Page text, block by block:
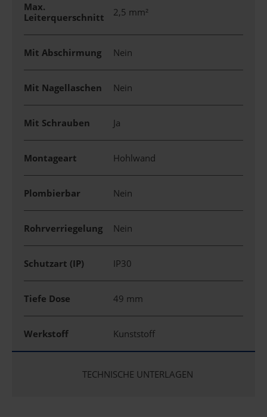
Max.
Leiterquerschnitt
2,5 mm²
Mit Abschirmung Nein
Mit Nagellaschen Nein
Mit Schrauben Ja
Montageart Hohlwand
Plombierbar Nein
Rohrverriegelung Nein
Schutzart (IP) IP30
Tiefe Dose 49 mm
Werkstoff Kunststoff
TECHNISCHE UNTERLAGEN